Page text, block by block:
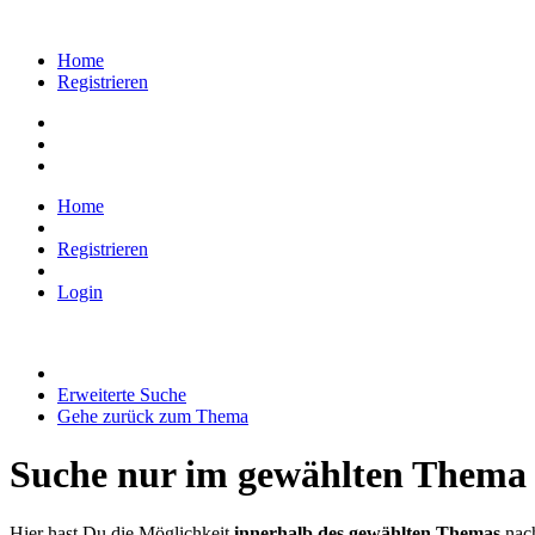
Home
Registrieren
Home
Registrieren
Login
Erweiterte Suche
Gehe zurück zum Thema
Suche nur im gewählten Thema